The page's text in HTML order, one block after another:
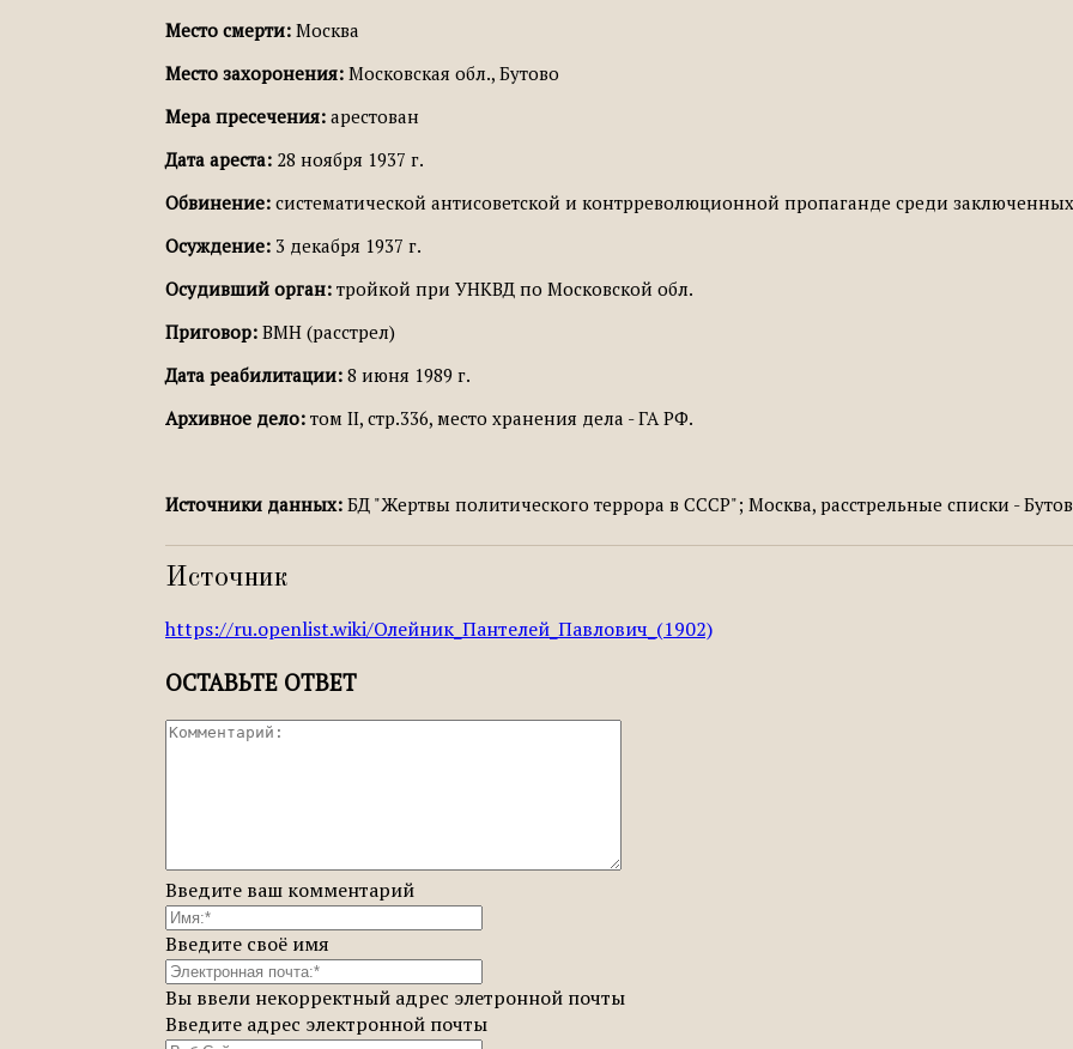
Место смерти: Москва
Место захоронения: Московская обл., Бутово
Мера пресечения: арестован
Дата ареста: 28 ноября 1937 г.
Обвинение: систематической антисоветской и контрреволюционной пропаганде среди заключенных
Осуждение: 3 декабря 1937 г.
Осудивший орган: тройкой при УНКВД по Московской обл.
Приговор: ВМН (расстрел)
Дата реабилитации: 8 июня 1989 г.
Архивное дело: том II, стр.336, место хранения дела - ГА РФ.
Источники данных: БД "Жертвы политического террора в СССР"; Москва, расстрельные списки -
Источник
https://ru.openlist.wiki/Олейник_Пантелей_Павлович_(1902)
ОСТАВЬТЕ ОТВЕТ
Введите ваш комментарий
Введите своё имя
Вы ввели некорректный адрес элетронной почты
Введите адрес электронной почты